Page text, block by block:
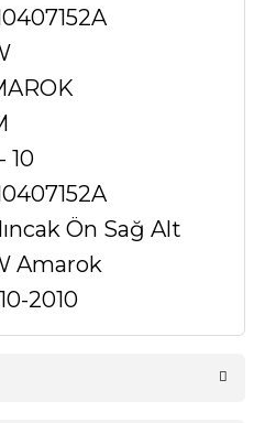
10
Ön Sağ Alt
Amarok
2010